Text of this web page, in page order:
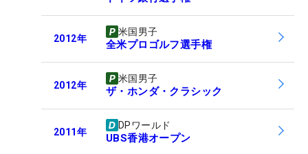
2012年
米国男子
全米プロゴルフ選手権
2012年
米国男子
ザ・ホンダ・クラシック
2011年
DPワールド
UBS香港オープン